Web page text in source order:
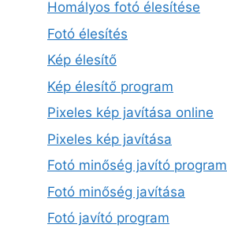
Homályos fotó élesítése
Fotó élesítés
Kép élesítő
Kép élesítő program
Pixeles kép javítása online
Pixeles kép javítása
Fotó minőség javító program
Fotó minőség javítása
Fotó javító program